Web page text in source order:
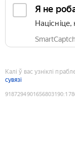
Я не
Калі ў вас узніклі
сувязі
9187294901656803190: